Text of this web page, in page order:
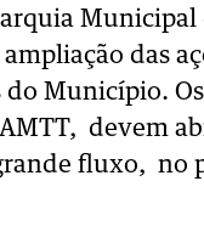
Municipal
das
Município.
devem
fluxo, no